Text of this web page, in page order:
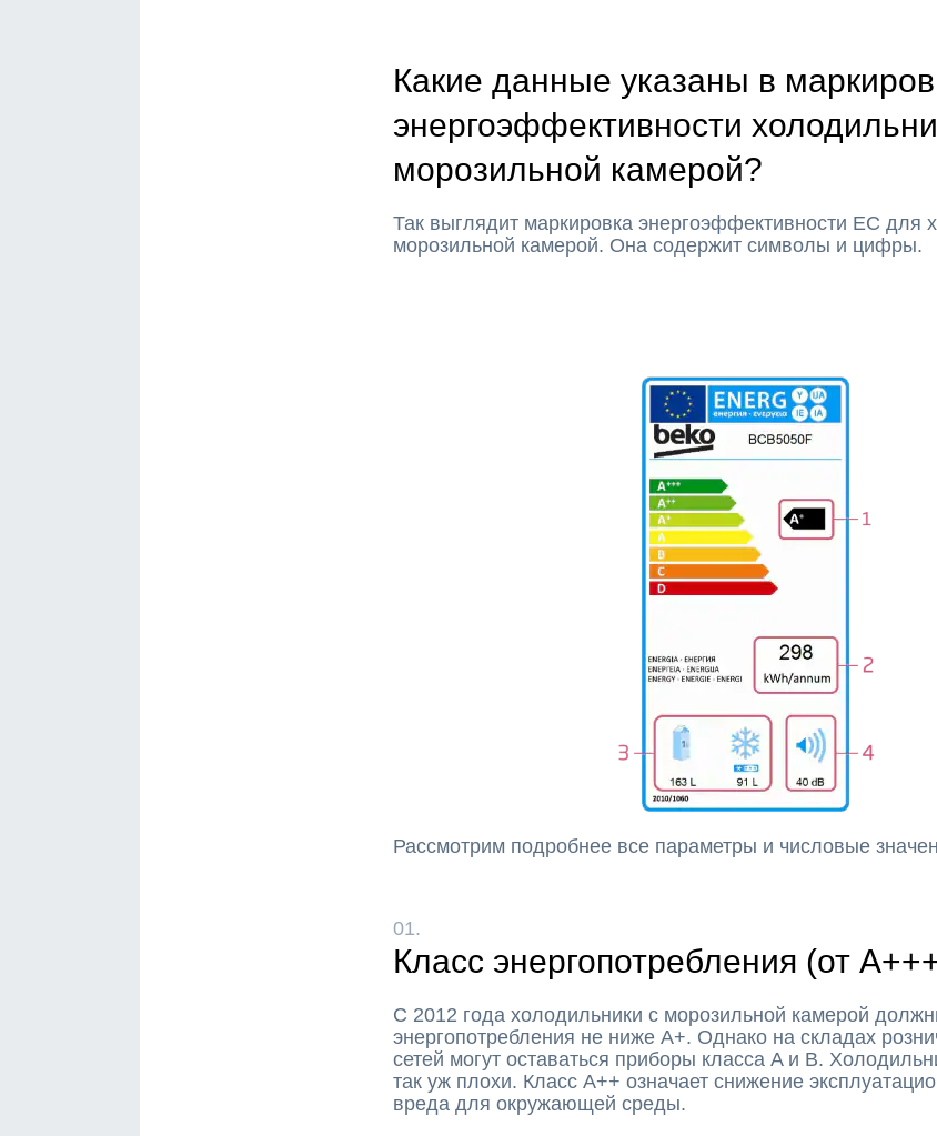
Какие данные указаны в
энергоэффективности
морозильной камерой?
Так выглядит маркировка энергоэффективности ЕС для
морозильной камерой. Она содержит символы и цифры.
Рассмотрим подробнее все параметры и числовые
01.
Класс энергопотребления (от
С 2012 года холодильники с морозильной камерой
энергопотребления не ниже A+. Однако на складах
сетей могут оставаться приборы класса A и B.
так уж плохи. Класс A++ означает снижение
вреда для окружающей среды.